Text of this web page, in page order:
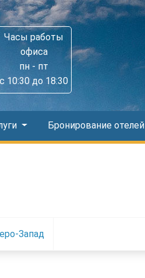
Часы работы
офиса
пн - пт
с 10:30 до 18:30
Бронирование отелей
Запад